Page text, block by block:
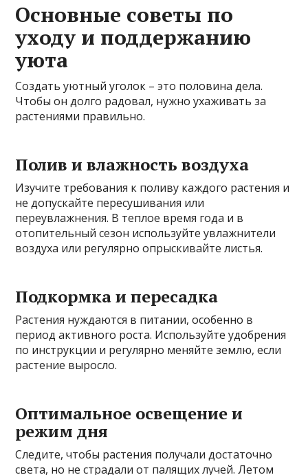
Основные советы по
уходу и поддержанию
уюта
Создать уютный уголок – это половина дела.
Чтобы он долго радовал, нужно ухаживать за
растениями правильно.
Полив и влажность воздуха
Изучите требования к поливу каждого растения и
не допускайте пересушивания или
переувлажнения. В теплое время года и в
отопительный сезон используйте увлажнители
воздуха или регулярно опрыскивайте листья.
Подкормка и пересадка
Растения нуждаются в питании, особенно в
период активного роста. Используйте удобрения
по инструкции и регулярно меняйте землю, если
растение выросло.
Оптимальное освещение и
режим дня
Следите, чтобы растения получали достаточно
света, но не страдали от палящих лучей. Летом